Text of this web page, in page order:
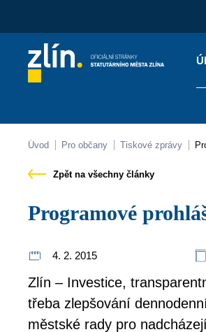
Kontakty
Úvod Pro občany Tiskové zprávy
Zpět na všechny články
Programové
4. 2. 2015
Zlín – Investice,
třeba zlepšování
městské rady pro